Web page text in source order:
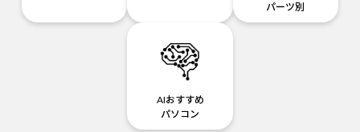
パーツ別
AIおすすめ
パソコン